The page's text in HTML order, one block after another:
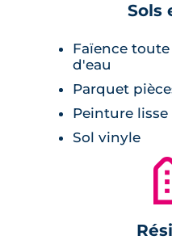
Sols
Faïence
d'eau
Parquet
Peinture lisse
Sol vinyle